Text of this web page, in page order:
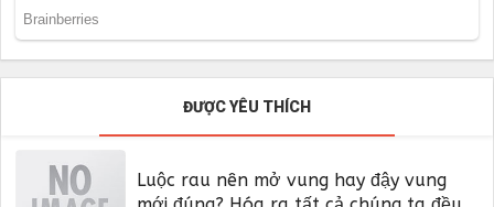
ĐƯỢC YÊU THÍCH
Luộc rau nên mở vung hay đậy vung